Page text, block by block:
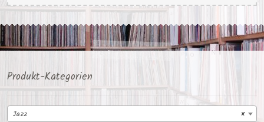
Produkt-Kategorien
×
Jazz